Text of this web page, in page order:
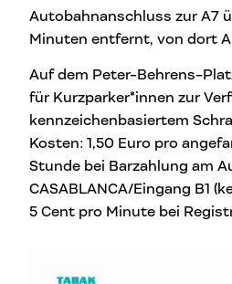
Autobahnanschluss zur A7
Minuten entfernt, von dort
Auf dem Peter-Behrens-
für Kurzparker*innen zur
kennzeichenbasiertem
Kosten: 1,50 Euro pro
Stunde bei Barzahlung am
CASABLANCA/Eingang B1
5 Cent pro Minute bei